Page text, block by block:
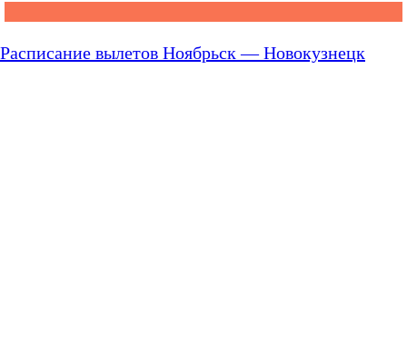
Расписание вылетов Ноябрьск — Новокузнецк